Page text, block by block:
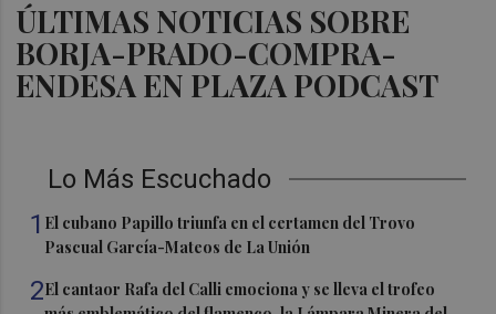
ÚLTIMAS NOTICIAS SOBRE
BORJA-PRADO-COMPRA-
ENDESA EN PLAZA PODCAST
Lo Más Escuchado
1 El cubano Papillo triunfa en el certamen del Trovo
Pascual García-Mateos de La Unión
2El cantaor Rafa del Calli emociona y se lleva el trofeo